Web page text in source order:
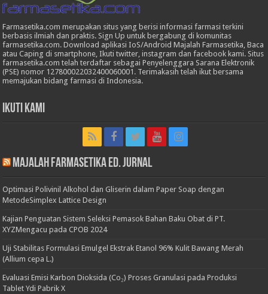
Farmasetika.com merupakan situs yang berisi informasi farmasi terkini
berbasis ilmiah dan praktis. Sign Up untuk bergabung di komunitas
farmasetika.com. Download aplikasi IoS/Android Majalah Farmasetika, Baca
atau Caping di smartphone, Ikuti twitter, instagram dan facebook kami. Situs
farmasetika.com telah terdaftar sebagai Penyelenggara Sarana Elektronik
(PSE) nomor 127800022032400060001. Terimakasih telah ikut bersama
memajukan bidang farmasi di Indonesia.
Ikuti Kami
Majalah Farmasetika Ed. Jurnal
Optimasi Polivinil Alkohol dan Gliserin dalam Paper Soap dengan
MetodeSimplex Lattice Design
Kajian Penguatan Sistem Seleksi Pemasok Bahan Baku Obat di PT.
XYZMengacu pada CPOB 2024
Uji Stabilitas Formulasi Emulgel Ekstrak Etanol 96% Kulit Bawang Merah
(Allium cepa L.)
Evaluasi Emisi Karbon Dioksida (Co₂) Proses Granulasi pada Produksi
Tablet Ydi Pabrik X